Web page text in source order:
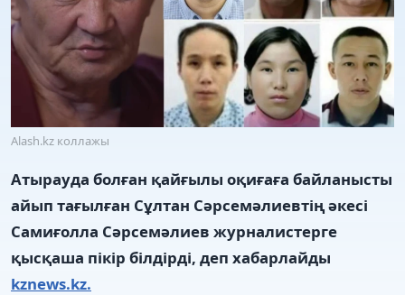
Alash.kz коллажы
Атырауда болған қайғылы оқиғаға байланысты
айып тағылған Сұлтан Сәрсемәлиевтің әкесі
Самиғолла Сәрсемәлиев журналистерге
қысқаша пікір білдірді, деп хабарлайды
kznews.kz.